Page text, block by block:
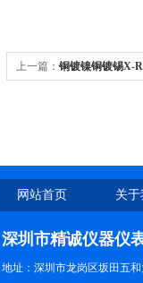
上一篇： 铜镀镍铜镀锡X-
网站首页 关
深圳市精诚仪器仪
地址：深圳市龙岗区坂田五